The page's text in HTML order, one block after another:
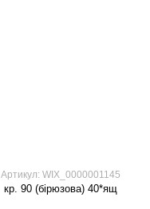
Артикул: WIX_0000001145
кр. 90 (бірюзова) 40*ящ